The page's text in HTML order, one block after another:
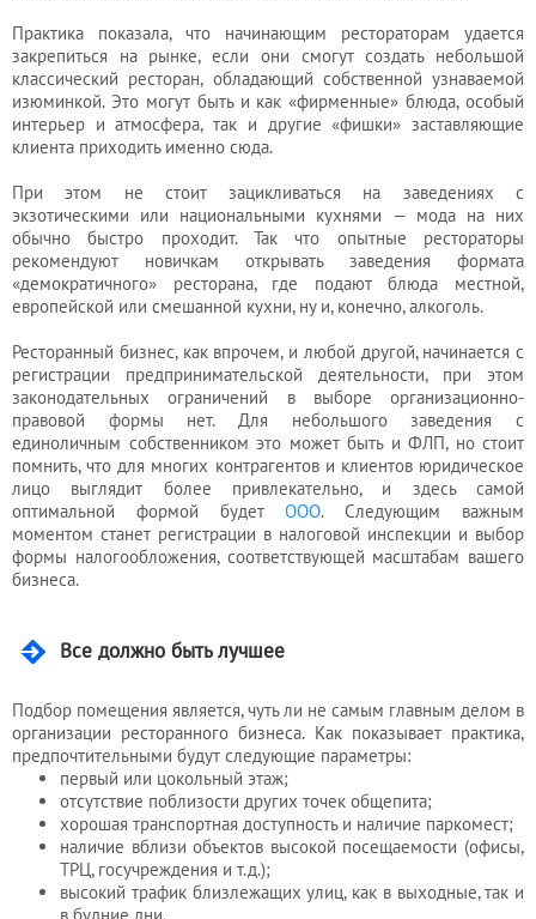
Практика показала, что начинающим рестораторам удается
закрепиться на рынке, если они смогут создать небольшой
классический ресторан, обладающий собственной узнаваемой
изюминкой. Это могут быть и как «фирменные» блюда, особый
интерьер и атмосфера, так и другие «фишки» заставляющие
клиента приходить именно сюда.
При этом не стоит зацикливаться на заведениях с
экзотическими или национальными кухнями — мода на них
обычно быстро проходит. Так что опытные рестораторы
рекомендуют новичкам открывать заведения формата
«демократичного» ресторана, где подают блюда местной,
европейской или смешанной кухни, ну и, конечно, алкоголь.
Ресторанный бизнес, как впрочем, и любой другой, начинается с
регистрации предпринимательской деятельности, при этом
законодательных ограничений в выборе организационно-
правовой формы нет. Для небольшого заведения с
единоличным собственником это может быть и ФЛП, но стоит
помнить, что для многих контрагентов и клиентов юридическое
лицо выглядит более привлекательно, и здесь самой
оптимальной формой будетООО. Следующим важным
моментом станет регистрации в налоговой инспекции и выбор
формы налогообложения, соответствующей масштабам вашего
бизнеса.
Все должно быть лучшее
Подбор помещения является, чуть ли не самым главным делом в
организации ресторанного бизнеса. Как показывает практика,
предпочтительными будут следующие параметры:
первый или цокольный этаж;
отсутствие поблизости других точек общепита;
хорошая транспортная доступность и наличие паркомест;
наличие вблизи объектов высокой посещаемости (офисы,
ТРЦ, госучреждения и т.д.);
высокий трафик близлежащих улиц, как в выходные, так и